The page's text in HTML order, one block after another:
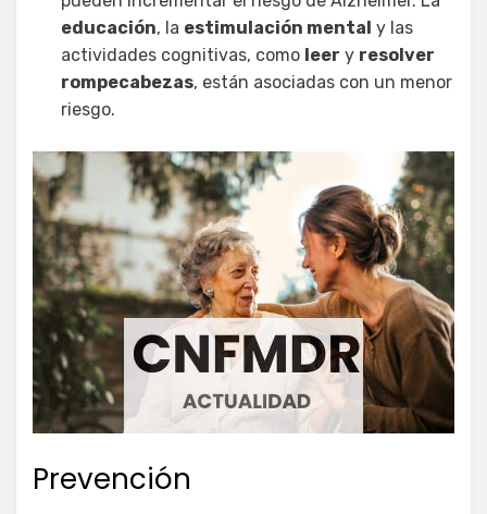
educación, la estimulación mental y las
actividades cognitivas, como leer y resolver
rompecabezas, están asociadas con un menor
riesgo.
Prevención